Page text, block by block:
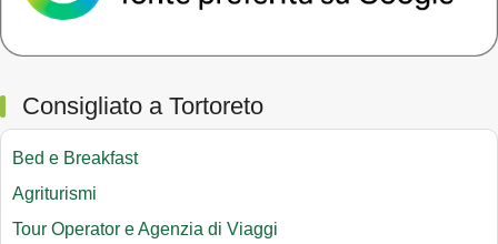
Consigliato a Tortoreto
Bed e Breakfast
Agriturismi
Tour Operator e Agenzia di Viaggi